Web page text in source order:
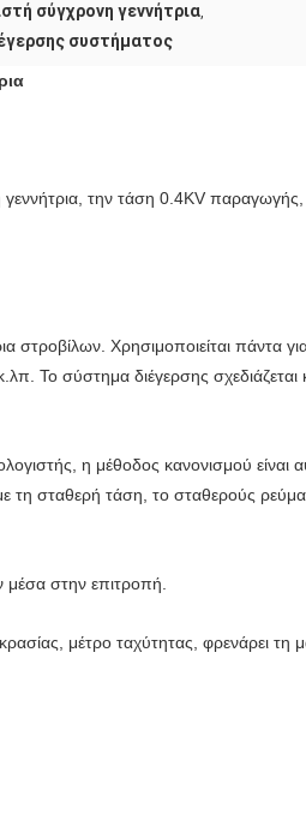
σύγχρονη γεννήτρια,
συστήματος
γεννήτρια, την τάση 0.4KV
στροβίλων. Χρησιμοποιείται πάντα
Το σύστημα διέγερσης σχεδιάζεται
η μέθοδος κανονισμού είναι
τη σταθερή τάση, το σταθερούς ρεύμα
μέσα στην επιτροπή.
μέτρο ταχύτητας, φρενάρει τη